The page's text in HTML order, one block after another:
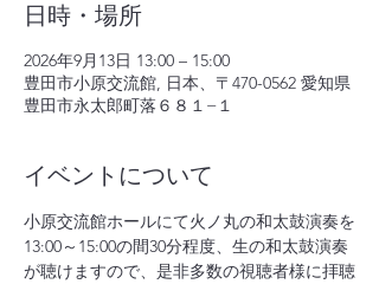
日時・場所
2026年9月13日 13:00 – 15:00
豊田市小原交流館, 日本、〒470-0562 愛知県
豊田市永太郎町落６８１−１
イベントについて
小原交流館ホールにて火ノ丸の和太鼓演奏を
13:00～15:00の間30分程度、生の和太鼓演奏
が聴けますので、是非多数の視聴者様に拝聴